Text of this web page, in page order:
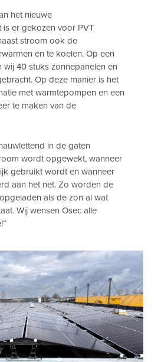
het nieuwe
er gekozen voor PVT
stroom ook de
en te koelen. Op een
wij 40 stuks zonnepanelen en
Op deze manier is het
met warmtepompen en een
te maken van de
in de gaten
wordt opgewekt, wanneer
gebruikt wordt en wanneer
aan het net. Zo worden de
als de zon al wat
Wij wensen Osec alle